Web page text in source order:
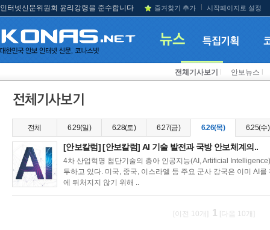
인터넷신문위원회 윤리강령을 준수합니다 즐겨찾기 추가 시작페이지로 설정
전체기사보기 안보뉴스
전체 6.29(일) 6.28(토) 6.27(금) 6.26(목) 6.25(수)
[안보칼럼] [안보칼럼] AI 기술 발전과 국방 안보체계의..
4차 산업혁명 첨단기술의 총아 인공지능(AI, Artificial
투하고 있다. 미국, 중국, 이스라엘 등 주요 군사 강국은 이미 AI
에 뒤처지지 않기 위해 ..
[이전 10개] 1 [다음 10개]